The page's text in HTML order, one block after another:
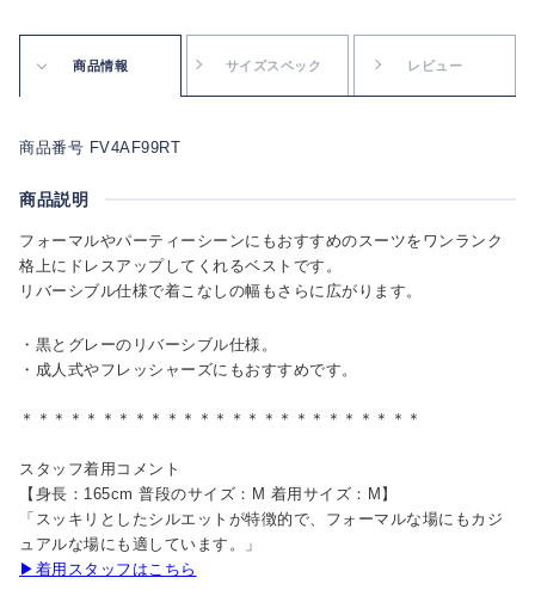
商品情報 サイズスペック レビュー
商品番号 FV4AF99RT
商品説明
フォーマルやパーティーシーンにもおすすめのスーツをワンランク
格上にドレスアップしてくれるベストです。
リバーシブル仕様で着こなしの幅もさらに広がります。
・黒とグレーのリバーシブル仕様。
・成人式やフレッシャーズにもおすすめです。
＊＊＊＊＊＊＊＊＊＊＊＊＊＊＊＊＊＊＊＊＊＊＊＊＊
スタッフ着用コメント
【身長：165cm 普段のサイズ：M 着用サイズ：M】
「スッキリとしたシルエットが特徴的で、フォーマルな場にもカジ
ュアルな場にも適しています。」
▶着用スタッフはこちら